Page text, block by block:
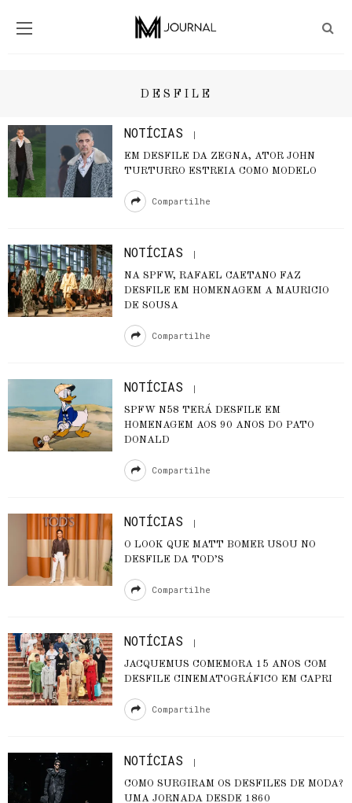
DESFILE
NOTÍCIAS
EM DESFILE DA ZEGNA, ATOR JOHN
TURTURRO ESTREIA COMO MODELO
Compartilhe
NOTÍCIAS
NA SPFW, RAFAEL CAETANO FAZ
DESFILE EM HOMENAGEM A MAURICIO
DE SOUSA
Compartilhe
NOTÍCIAS
SPFW N58 TERÁ DESFILE EM
HOMENAGEM AOS 90 ANOS DO PATO
DONALD
Compartilhe
NOTÍCIAS
O LOOK QUE MATT BOMER USOU NO
DESFILE DA TOD’S
Compartilhe
NOTÍCIAS
JACQUEMUS COMEMORA 15 ANOS COM
DESFILE CINEMATOGRÁFICO EM CAPRI
Compartilhe
NOTÍCIAS
COMO SURGIRAM OS DESFILES DE MODA?
UMA JORNADA DESDE 1860